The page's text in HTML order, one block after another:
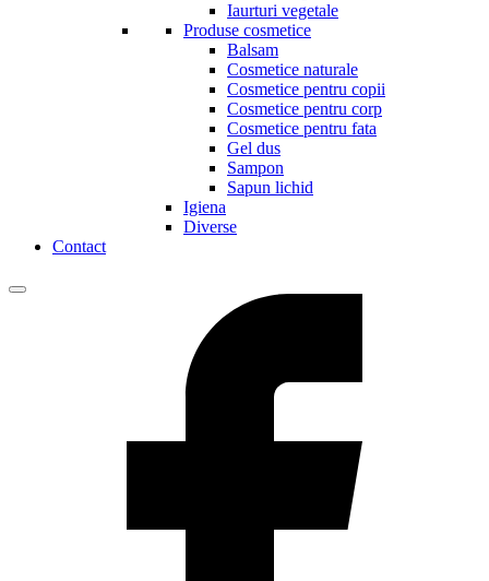
Iaurturi vegetale
Produse cosmetice
Balsam
Cosmetice naturale
Cosmetice pentru copii
Cosmetice pentru corp
Cosmetice pentru fata
Gel dus
Sampon
Sapun lichid
Igiena
Diverse
Contact